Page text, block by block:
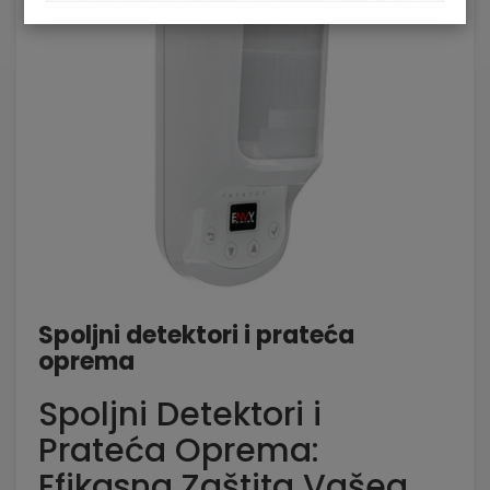
Spoljni detektori i prateća
oprema
Spoljni Detektori i
Prateća Oprema: